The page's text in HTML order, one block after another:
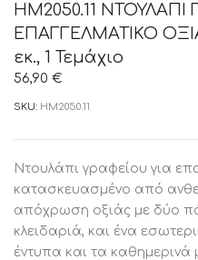
HM2050.11 ΝΤΟΥΛΑΠΙ
ΕΠΑΓΓΕΛΜΑΤΙΚΟ
εκ., 1 Τεμάχιο
56,90 €
SKU: HM2050.11
Ντουλάπι γραφείου για
κατασκευασμένο από
απόχρωση οξιάς με δύο
κλειδαριά, και ένα
έντυπα και τα καθημερινά